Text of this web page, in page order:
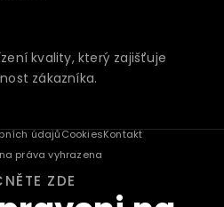
kvality, který zajišťuje
zákazníka.
údajůCookiesKontakt
práva vyhrazena
ZDE